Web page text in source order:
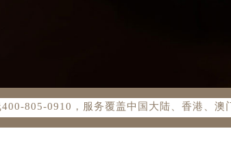
805-0910，服务覆盖中国大陆、香港、澳
最新网点地址：
华熙国际中心写字楼D座11层1102室（北京